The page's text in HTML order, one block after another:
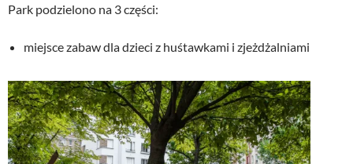
Park podzielono na 3 części:
miejsce zabaw dla dzieci z huśtawkami i zjeżdżalniami